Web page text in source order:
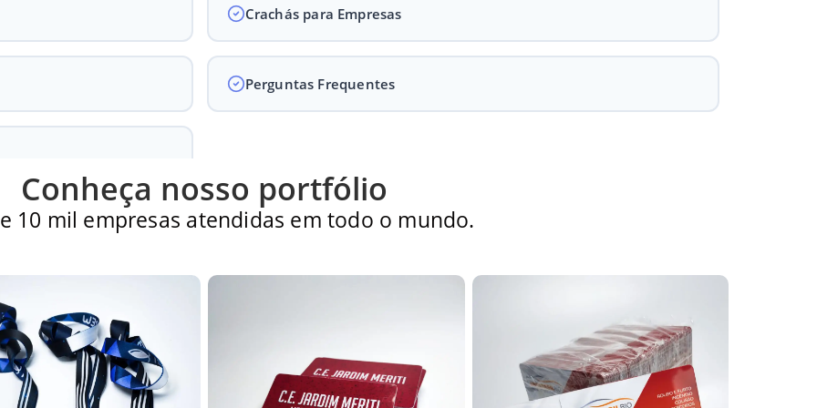
Crachás para Empresas
Perguntas Frequentes
Perguntas Frequentes
pedidos de cordão?
da arte. A quantidade mínima para sublimação personalizada é de 50 unidades, garantindo o
pedidos menores.
os cordões? +
mm, 15 mm, 20 mm e 25 mm. A largura mais comum para uso corporativo é 20 mm, que oferece boa
Conheça nosso portfólio
10 mil empresas atendidas em todo o mundo.